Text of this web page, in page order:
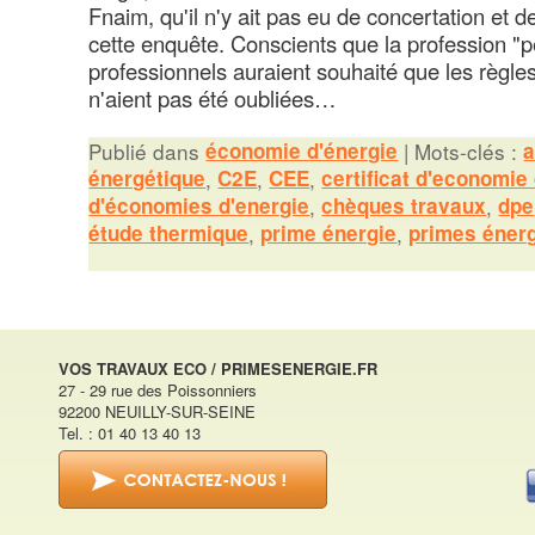
Fnaim, qu'il n'y ait pas eu de concertation et
cette enquête. Conscients que la profession
professionnels auraient souhaité que les
n'aient pas été oubliées…
Publié dans économie d'énergie | Mots-clés :
énergétique,C2E,CEE,certificat d'economie
d'économies d'energie,chèques travaux,dpe
étude thermique, prime énergie, primes
VOS TRAVAUX ECO / PRIMESENERGIE.FR
27 - 29 rue des Poissonniers
92200 NEUILLY-SUR-SEINE
Tel. : 01 40 13 40 13